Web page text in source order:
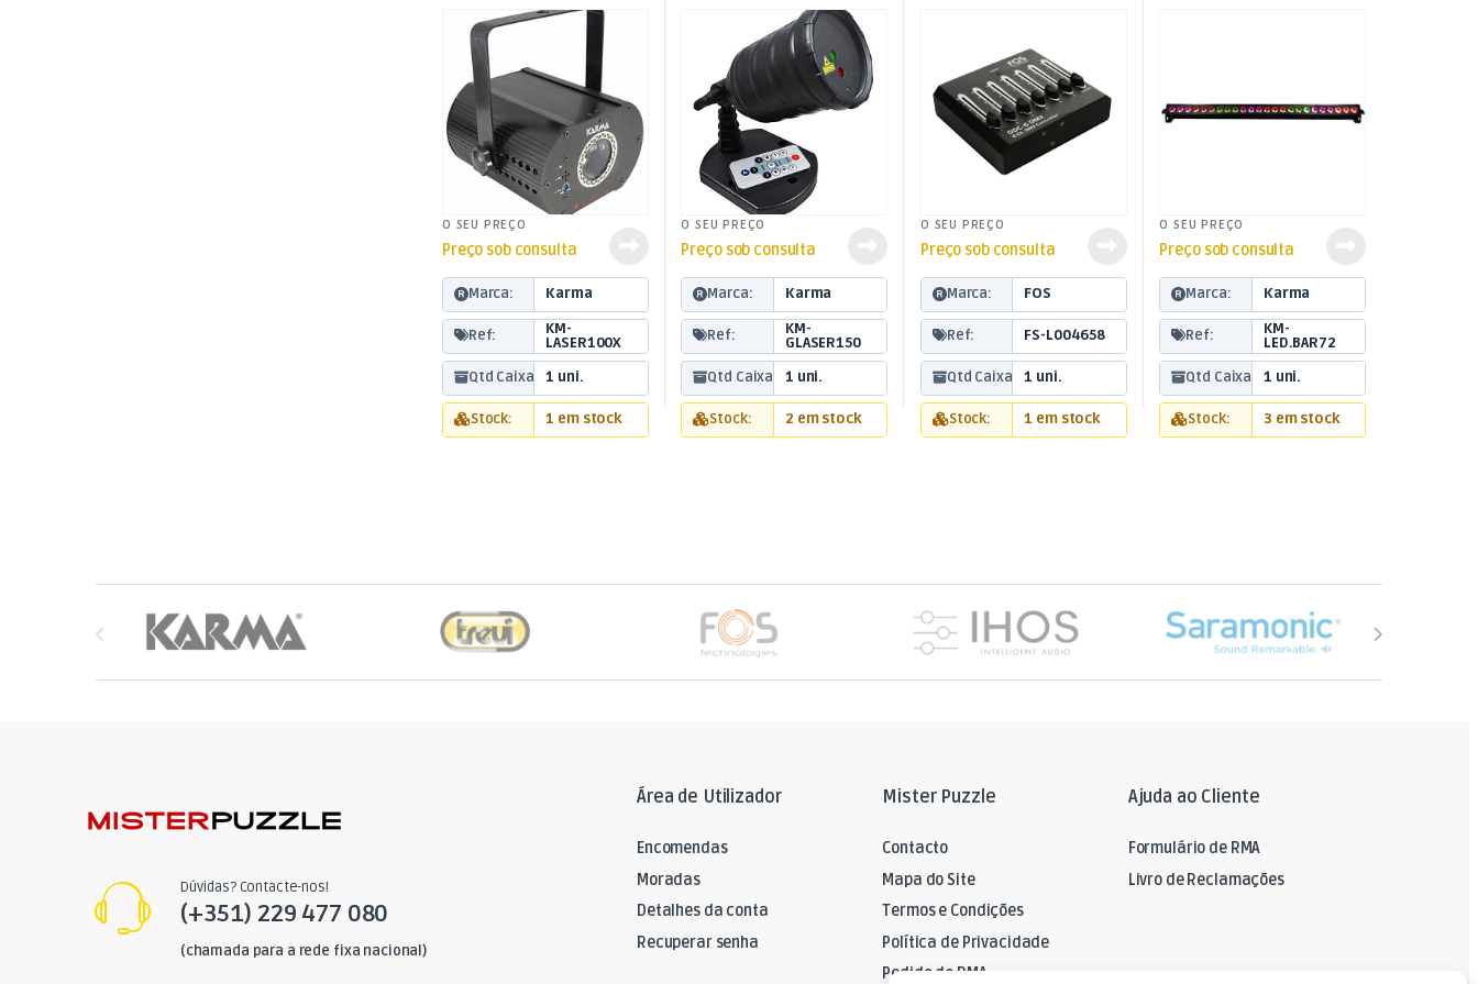
O SEU PREÇO
Preço sob consulta
Marca: Karma
Ref:
KM-
LASER100X
Qtd Caixa:
1 uni.
Stock: 1 em stock
O SEU PREÇO
Preço sob consulta
Marca: Karma
Ref:
KM-
GLASER150
Qtd Caixa:
1 uni.
Stock: 2 em stock
O SEU PREÇO
Preço sob consulta
Marca: FOS
Ref: FS-L004658
Qtd Caixa: 1 uni.
Stock: 1 em stock
O SEU PREÇO
Preço sob consulta
Marca: Karma
Ref:
KM-
LED.BAR72
Qtd Caixa:
1 uni.
Stock: 3 em stock
Dúvidas? Contacte-nos!
(+351) 229 477 080
(chamada para a rede fixa nacional)
Área de Utilizador
Encomendas
Moradas
Detalhes da conta
Recuperar senha
Mister Puzzle
Contacto
Mapa do Site
Termos e Condições
Política de Privacidade
Pedido de RMA
Ajuda ao Cliente
Formulário de RMA
Livro de Reclamações